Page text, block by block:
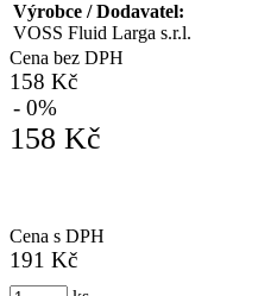
Výrobce / Dodavatel:
VOSS Fluid Larga s.r.l.
Cena bez DPH
158 Kč
- 0%
158 Kč
Cena s DPH
191 Kč